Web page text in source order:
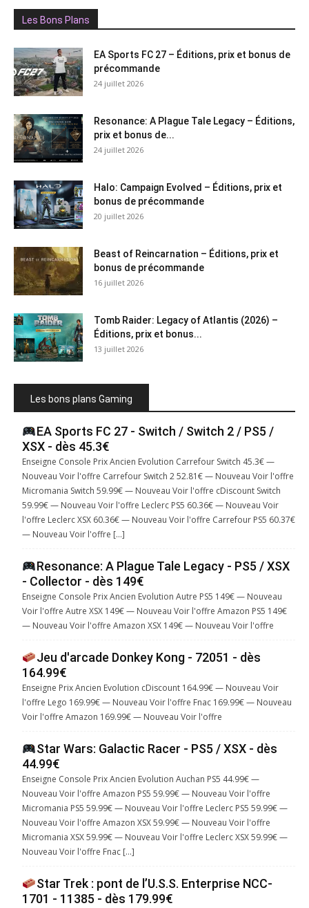
Les Bons Plans
EA Sports FC 27 – Éditions, prix et bonus de
précommande
24 juillet 2026
Resonance: A Plague Tale Legacy – Éditions,
prix et bonus de...
24 juillet 2026
Halo: Campaign Evolved – Éditions, prix et
bonus de précommande
20 juillet 2026
Beast of Reincarnation – Éditions, prix et
bonus de précommande
16 juillet 2026
Tomb Raider: Legacy of Atlantis (2026) –
Éditions, prix et bonus...
13 juillet 2026
Les bons plans Gaming
EA Sports FC 27 - Switch / Switch 2 / PS5 /
XSX - dès 45.3€
Enseigne Console Prix Ancien Evolution Carrefour Switch 45.3€ —
Nouveau Voir l'offre Carrefour Switch 2 52.81€ — Nouveau Voir l'offre
Micromania Switch 59.99€ — Nouveau Voir l'offre cDiscount Switch
59.99€ — Nouveau Voir l'offre Leclerc PS5 60.36€ — Nouveau Voir
l'offre Leclerc XSX 60.36€ — Nouveau Voir l'offre Carrefour PS5 60.37€
— Nouveau Voir l'offre […]
Resonance: A Plague Tale Legacy - PS5 / XSX
- Collector - dès 149€
Enseigne Console Prix Ancien Evolution Autre PS5 149€ — Nouveau
Voir l'offre Autre XSX 149€ — Nouveau Voir l'offre Amazon PS5 149€
— Nouveau Voir l'offre Amazon XSX 149€ — Nouveau Voir l'offre
Jeu d'arcade Donkey Kong - 72051 - dès
164.99€
Enseigne Prix Ancien Evolution cDiscount 164.99€ — Nouveau Voir
l'offre Lego 169.99€ — Nouveau Voir l'offre Fnac 169.99€ — Nouveau
Voir l'offre Amazon 169.99€ — Nouveau Voir l'offre
Star Wars: Galactic Racer - PS5 / XSX - dès
44.99€
Enseigne Console Prix Ancien Evolution Auchan PS5 44.99€ —
Nouveau Voir l'offre Amazon PS5 59.99€ — Nouveau Voir l'offre
Micromania PS5 59.99€ — Nouveau Voir l'offre Leclerc PS5 59.99€ —
Nouveau Voir l'offre Amazon XSX 59.99€ — Nouveau Voir l'offre
Micromania XSX 59.99€ — Nouveau Voir l'offre Leclerc XSX 59.99€ —
Nouveau Voir l'offre Fnac […]
Star Trek : pont de l’U.S.S. Enterprise NCC-
1701 - 11385 - dès 179.99€